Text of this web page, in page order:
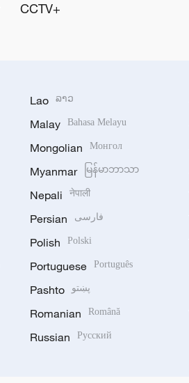
CCTV+
Lao ລາວ
Malay Bahasa Melayu
Mongolian Монгол
Myanmar မြန်မာဘာသာ
Nepali नेपाली
Persian فارسی
Polish Polski
Portuguese Português
Pashto پښتو
Romanian Română
Russian Русский